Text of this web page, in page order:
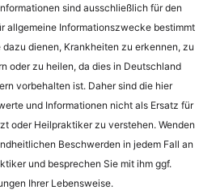
sind ausschließlich für den
allgemeine Informationszwecke bestimmt
dazu dienen, Krankheiten zu erkennen, zu
oder zu heilen, da dies in Deutschland
vorbehalten ist. Daher sind die hier
und Informationen nicht als Ersatz für
oder Heilpraktiker zu verstehen. Wenden
Beschwerden in jedem Fall an
und besprechen Sie mit ihm ggf.
Ihrer Lebensweise.